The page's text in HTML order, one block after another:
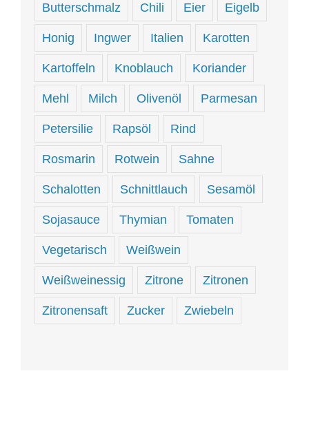
Butterschmalz Chili Eier Eigelb
Honig Ingwer Italien Karotten
Kartoffeln Knoblauch Koriander
Mehl Milch Olivenöl Parmesan
Petersilie Rapsöl Rind
Rosmarin Rotwein Sahne
Schalotten Schnittlauch Sesamöl
Sojasauce Thymian Tomaten
Vegetarisch Weißwein
Weißweinessig Zitrone Zitronen
Zitronensaft Zucker Zwiebeln